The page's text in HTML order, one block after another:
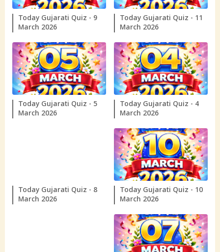
Today Gujarati Quiz - 9
March 2026
Today Gujarati Quiz - 11
March 2026
Today Gujarati Quiz - 5
March 2026
Today Gujarati Quiz - 4
March 2026
Today Gujarati Quiz - 8
March 2026
Today Gujarati Quiz - 10
March 2026